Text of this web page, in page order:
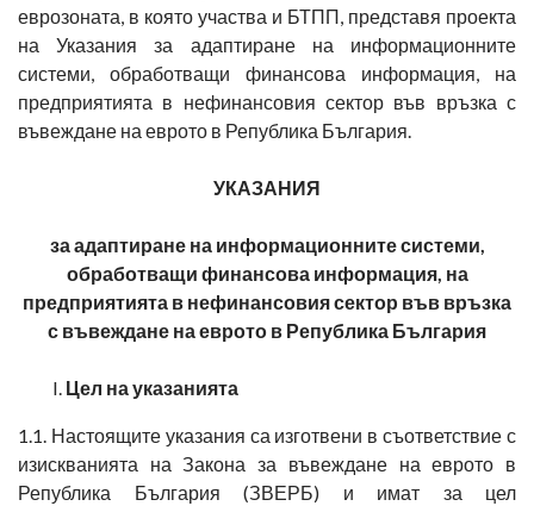
еврозоната, в която участва и БТПП, представя проекта
на Указания за адаптиране на информационните
системи, обработващи финансова информация, на
предприятията в нефинансовия сектор във връзка с
въвеждане на еврото в Република България.
УКАЗАНИЯ
за адаптиране на информационните системи,
обработващи финансова информация, на
предприятията в нефинансовия сектор във връзка
с въвеждане на еврото в Република България
Цел на указанията
1.1. Настоящите указания са изготвени в съответствие с
изискванията на Закона за въвеждане на еврото в
Република България (ЗВЕРБ) и имат за цел